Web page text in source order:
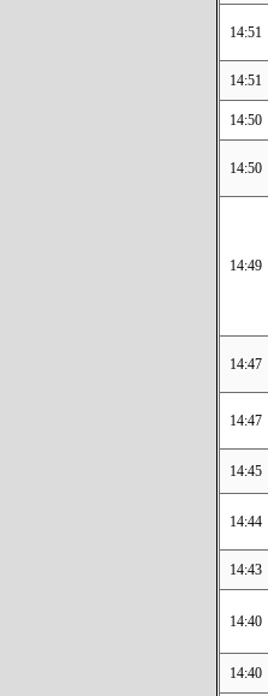
14:51
14:51
14:50
14:50
14:49
14:47
14:47
14:45
14:44
14:43
14:40
14:40